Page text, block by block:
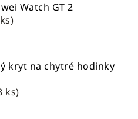
Watch GT 2
kryt na chytré hodinky
ks)